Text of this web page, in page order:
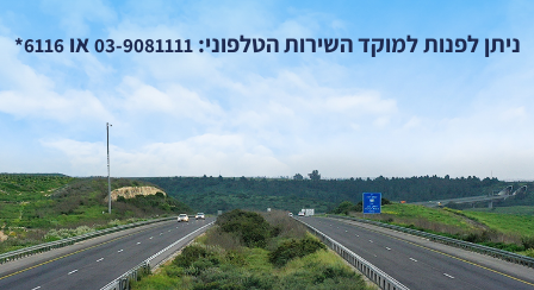
ניתן לפנות למוקד השירות הטלפוני:03-9081111או6116*